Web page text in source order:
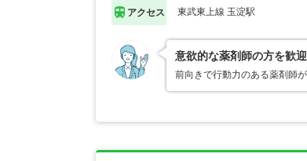
アクセス 東武東上線 玉淀駅
意欲的な薬剤師の方を歓
前向きで行動力のある薬剤師